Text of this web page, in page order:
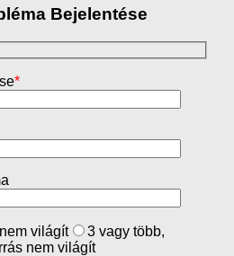
Bejelentése
*
világít
3 vagy több,
nem világít